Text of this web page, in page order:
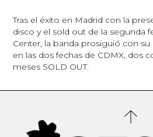
Tras el éxito en Madrid con la
disco y el sold out de la segunda
Center, la banda prosiguió con su
en las dos fechas de CDMX, dos
meses SOLD OUT.